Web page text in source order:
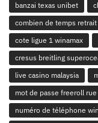
banzai texas unibet
combien de temps retrait
cote ligue 1 winamax
cresus breitling
live casino malaysia
mot de passe freeroll
numéro de téléphone